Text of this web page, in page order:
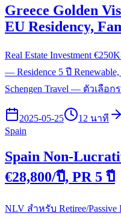
Greece Golden
EU Residency,
Real Estate Investment
— Residence 5 ปี
Schengen Travel — ตัวเลือ
2025-05-25
12 นาที
Spain
Spain Non-
€28,800/ปี, PR 5 ปี
NLV สำหรับ Retiree/